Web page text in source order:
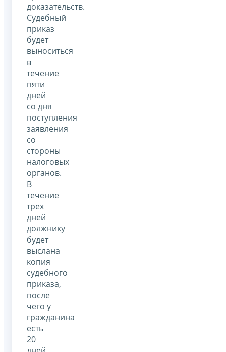
доказательств.
Судебный
приказ
будет
выноситься
в
течение
пяти
дней
со дня
поступления
заявления
со
стороны
налоговых
органов.
В
течение
трех
дней
должнику
будет
выслана
копия
судебного
приказа,
после
чего у
гражданина
есть
20